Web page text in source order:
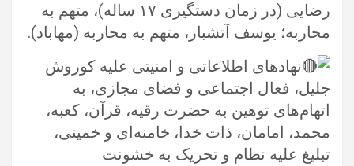
رضایی (در زمان دستگیری ۱۷ ساله)، متهم به
محاربه؛ یوسف آتشبار، متهم به محاربه (مهاباد). ‏
نهادهای اطلاعاتی و امنیتی علیه کوروش
جلیل، فعال اجتماعی و فضای مجازی، به
اتهام‌های توهین به حضرت رقیه، قرآن، کعبه،
محمد، ‏امامان، ذات خدا، خامنه‌ای و خمینی،
تبلیغ علیه نظام و تحریک به خشونت